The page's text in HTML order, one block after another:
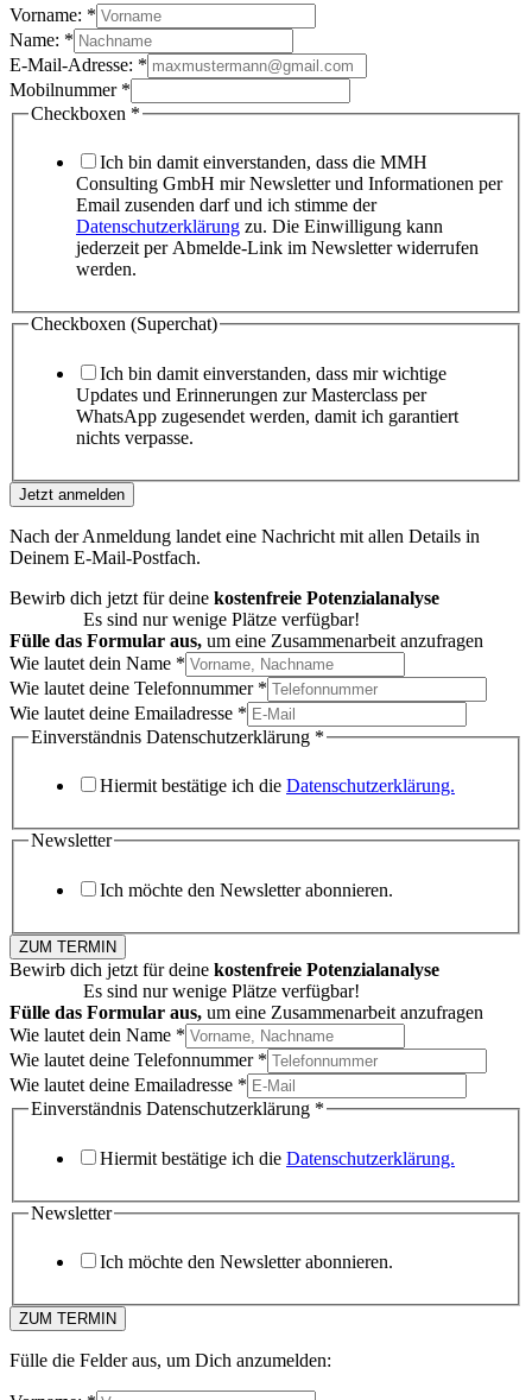
Vorname: *
Name: *
E-Mail-Adresse: *
Mobilnummer *
Checkboxen *
Ich bin damit einverstanden, dass die MMH
Consulting GmbH mir Newsletter und Informationen per
Email zusenden darf und ich stimme der
Datenschutzerklärung zu. Die Einwilligung kann
jederzeit per Abmelde-Link im Newsletter widerrufen
werden.
Checkboxen (Superchat)
Ich bin damit einverstanden, dass mir wichtige
Updates und Erinnerungen zur Masterclass per
WhatsApp zugesendet werden, damit ich garantiert
nichts verpasse.
Jetzt anmelden
Nach der Anmeldung landet eine Nachricht mit allen Details in
Deinem E-Mail-Postfach.
Bewirb dich jetzt für deine kostenfreie Potenzialanalyse
Es sind nur wenige Plätze verfügbar!
Fülle das Formular aus, um eine Zusammenarbeit anzufragen
Wie lautet dein Name *
Wie lautet deine Telefonnummer *
Wie lautet deine Emailadresse *
Einverständnis Datenschutzerklärung *
Hiermit bestätige ich die Datenschutzerklärung.
Newsletter
Ich möchte den Newsletter abonnieren.
ZUM TERMIN
Bewirb dich jetzt für deine kostenfreie Potenzialanalyse
Es sind nur wenige Plätze verfügbar!
Fülle das Formular aus, um eine Zusammenarbeit anzufragen
Wie lautet dein Name *
Wie lautet deine Telefonnummer *
Wie lautet deine Emailadresse *
Einverständnis Datenschutzerklärung *
Hiermit bestätige ich die Datenschutzerklärung.
Newsletter
Ich möchte den Newsletter abonnieren.
ZUM TERMIN
Fülle die Felder aus, um Dich anzumelden: